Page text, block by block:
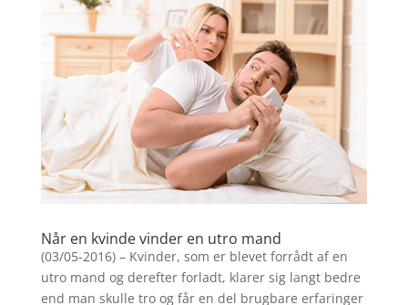
Når en kvinde vinder en utro mand
(03/05-2016) – Kvinder, som er blevet forrådt af en
utro mand og derefter forladt, klarer sig langt bedre
end man skulle tro og får en del brugbare erfaringer